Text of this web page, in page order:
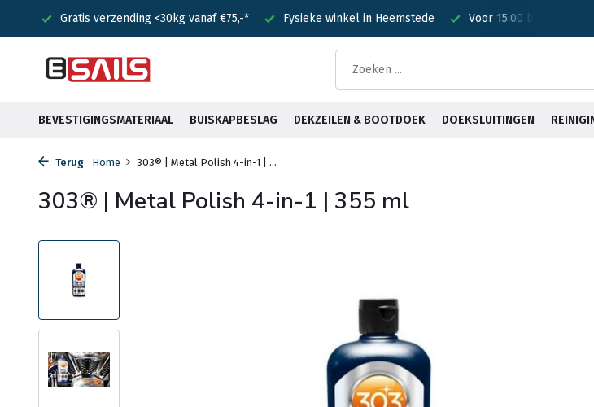
Gratis verzending <30kg vanaf €75,-* Fysieke winkel in Heemstede Voor 15:00 besteld? Is
BEVESTIGINGSMATERIAAL BUISKAPBESLAG DEKZEILEN & BOOTDOEK DOEKSLUITINGEN
Terug Home 303® | Metal Polish 4-in-1 | ...
303® | Metal Polish 4-in-1 | 355 ml